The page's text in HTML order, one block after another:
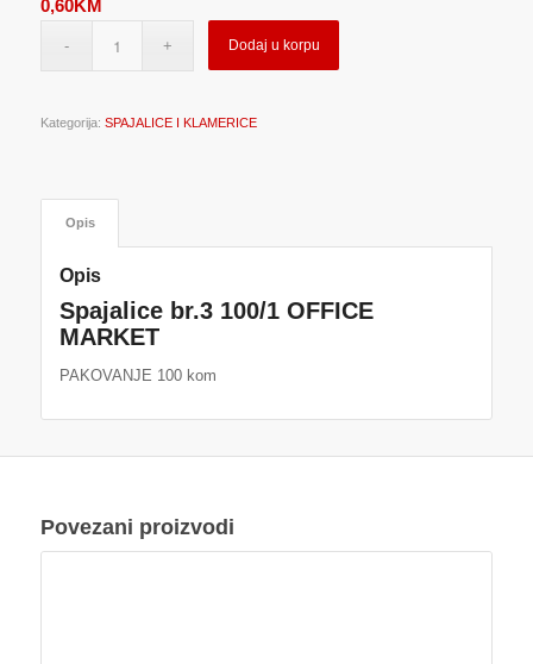
0,60KM
Dodaj u korpu
Kategorija: SPAJALICE I KLAMERICE
Opis
Opis
Spajalice br.3 100/1 OFFICE
MARKET
PAKOVANJE 100 kom
Povezani proizvodi